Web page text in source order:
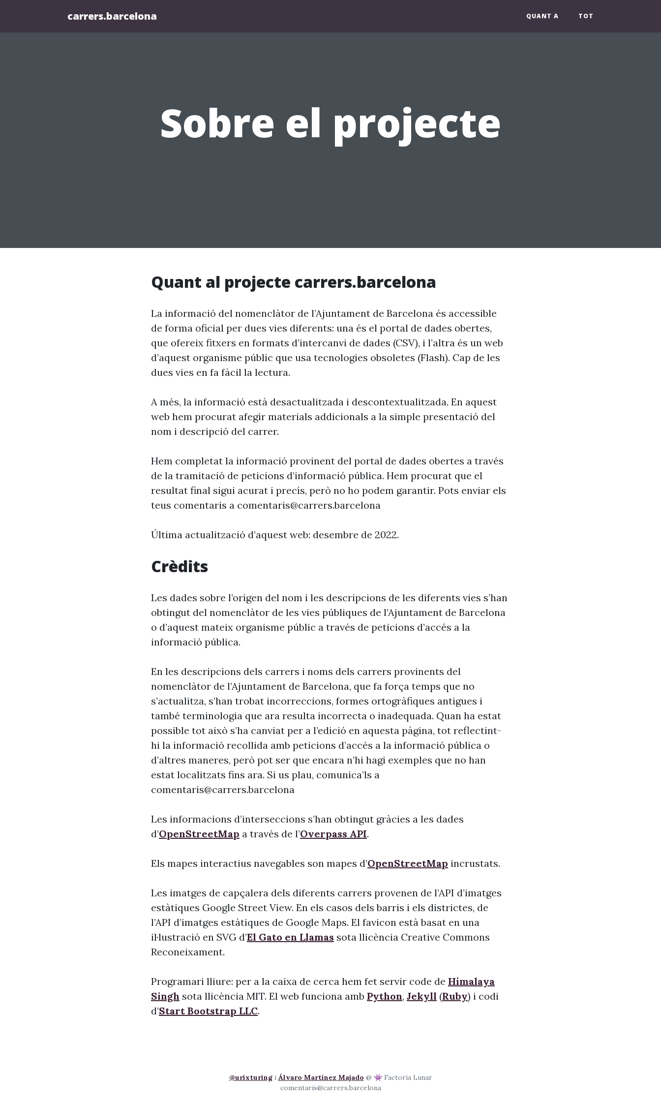
carrers.barcelona QUANT A TOT
Sobre el projecte
Quant al projecte carrers.barcelona
La informació del nomenclàtor de l’Ajuntament de Barcelona és accessible
de forma oficial per dues vies diferents: una és el portal de dades obertes,
que ofereix fitxers en formats d’intercanvi de dades (CSV), i l’altra és un web
d’aquest organisme públic que usa tecnologies obsoletes (Flash). Cap de les
dues vies en fa fàcil la lectura.
A més, la informació està desactualitzada i descontextualitzada. En aquest
web hem procurat afegir materials addicionals a la simple presentació del
nom i descripció del carrer.
Hem completat la informació provinent del portal de dades obertes a través
de la tramitació de peticions d’informació pública. Hem procurat que el
resultat final sigui acurat i precís, però no ho podem garantir. Pots enviar els
teus comentaris a comentaris@carrers.barcelona
Última actualització d’aquest web: desembre de 2022.
Crèdits
Les dades sobre l’origen del nom i les descripcions de les diferents vies s’han
obtingut del nomenclàtor de les vies públiques de l’Ajuntament de Barcelona
o d’aquest mateix organisme públic a través de peticions d’accés a la
informació pública.
En les descripcions dels carrers i noms dels carrers provinents del
nomenclàtor de l’Ajuntament de Barcelona, que fa força temps que no
s’actualitza, s’han trobat incorreccions, formes ortogràfiques antigues i
també terminologia que ara resulta incorrecta o inadequada. Quan ha estat
possible tot això s’ha canviat per a l’edició en aquesta pàgina, tot reflectint-
hi la informació recollida amb peticions d’accés a la informació pública o
d’altres maneres, però pot ser que encara n’hi hagi exemples que no han
estat localitzats fins ara. Si us plau, comunica’ls a
comentaris@carrers.barcelona
Les informacions d’interseccions s’han obtingut gràcies a les dades
d’OpenStreetMap a través de l’Overpass API.
Els mapes interactius navegables son mapes d’OpenStreetMap incrustats.
Les imatges de capçalera dels diferents carrers provenen de l’API d’imatges
estàtiques Google Street View. En els casos dels barris i els districtes, de
l’API d’imatges estàtiques de Google Maps. El favicon està basat en una
il·lustració en SVG d’El Gato en Llamas sota llicència Creative Commons
Reconeixament.
Programari lliure: per a la caixa de cerca hem fet servir code de Himalaya
Singh sota llicència MIT. El web funciona amb Python, Jekyll (Ruby) i codi
d’Start Bootstrap LLC.
@urixturingi Álvaro Martínez Majado @ 👾 Factoria Lunar
comentaris@carrers.barcelona